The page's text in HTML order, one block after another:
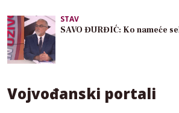
STAV
SAVO ĐURĐIĆ: Ko nameće
Vojvođanski portali